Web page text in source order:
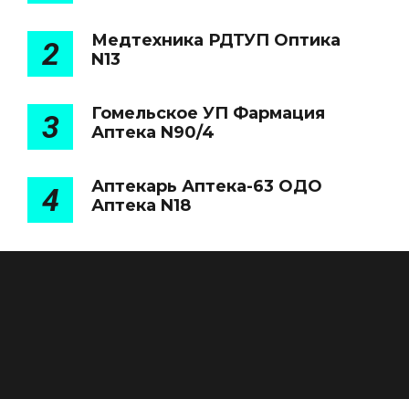
2
Медтехника РДТУП Оптика
N13
3
Гомельское УП Фармация
Аптека N90/4
4
Аптекарь Аптека-63 ОДО
Аптека N18